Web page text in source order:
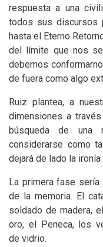
respuesta a una
todos sus discursos
hasta el Eterno
del límite que nos
debemos
de fuera como algo
Ruiz plantea, a
dimensiones a
búsqueda de una
considerarse como
dejará de lado la
La primera fase sería
de la memoria. El
soldado de madera,
oro, el Peneca, los
de vidrio.